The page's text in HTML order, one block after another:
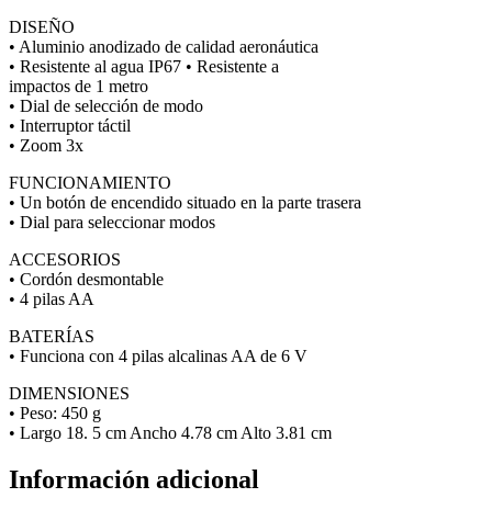
DISEÑO
• Aluminio anodizado de calidad aeronáutica
• Resistente al agua IP67 • Resistente a
impactos de 1 metro
• Dial de selección de modo
• Interruptor táctil
• Zoom 3x
FUNCIONAMIENTO
• Un botón de encendido situado en la parte trasera
• Dial para seleccionar modos
ACCESORIOS
• Cordón desmontable
• 4 pilas AA
BATERÍAS
• Funciona con 4 pilas alcalinas AA de 6 V
DIMENSIONES
• Peso: 450 g
• Largo 18. 5 cm Ancho 4.78 cm Alto 3.81 cm
Información adicional